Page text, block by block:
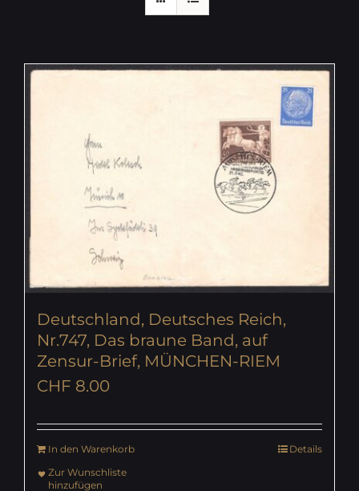
Deutschland, Deutsches Reich,
Nr.747, Das braune Band, auf
Zensur-Brief, MÜNCHEN-RIEM
CHF 8.00
In den Warenkorb
Details
Zur Wunschliste
hinzufügen